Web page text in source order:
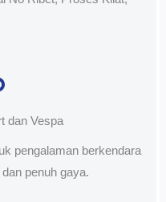
dan Vespa
pengalaman berkendara
penuh gaya.